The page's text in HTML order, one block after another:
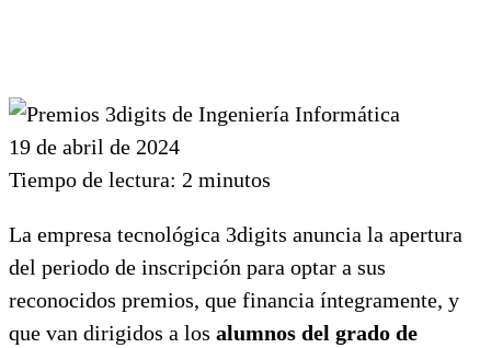
19 de abril de 2024
Tiempo de lectura: 2 minutos
La empresa tecnológica 3digits anuncia la apertura
del periodo de inscripción para optar a sus
reconocidos premios, que financia íntegramente, y
que van dirigidos a los alumnos del grado de